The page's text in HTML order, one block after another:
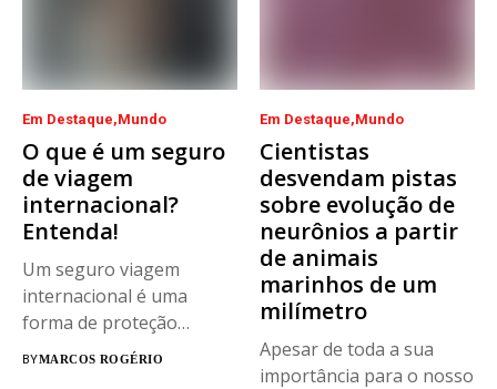
Em Destaque Mundo
O que é um seguro
de viagem
internacional?
Entenda!
Um seguro viagem
internacional é uma
forma de proteção
financeira que arca com
BYMARCOS ROGÉRIO
Em Destaque Mundo
Cientistas
desvendam pistas
sobre evolução de
neurônios a partir
de animais
marinhos de um
milímetro
Apesar de toda a sua
importância para o nosso